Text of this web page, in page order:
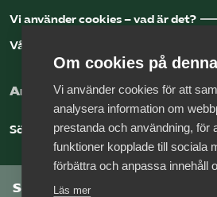
Vi använder cookies – vad är det?
Vår dataskyddspolicy
Arbeta hos Vårdföretagarna?
Sök jobb hos oss
Som medlem har du tillgång
Om cookies på
Vi använder cookies för att
analysera information om
prestanda och användning, för
funktioner kopplade till sociala
förbättra och anpassa innehåll
Läs mer